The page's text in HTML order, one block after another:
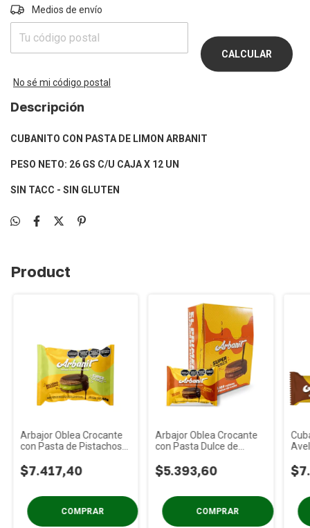
Entregas para el CP:
Medios de envío
CALCULAR
No sé mi código postal
Descripción
CUBANITO CON PASTA DE LIMON ARBANIT
PESO NETO: 26 GS C/U CAJA X 12 UN
SIN TACC - SIN GLUTEN
Product
Arbajor Oblea Crocante
con Pasta de Pistachos
$7.417,40
Arbajor Oblea Crocante
con Pasta Dulce de
$5.393,60